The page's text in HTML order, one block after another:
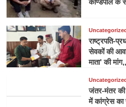
राष्ट्रपति-
सेवकों की
माता’ की मांग,,
जंतर-मंतर की
में कांग्रेस का